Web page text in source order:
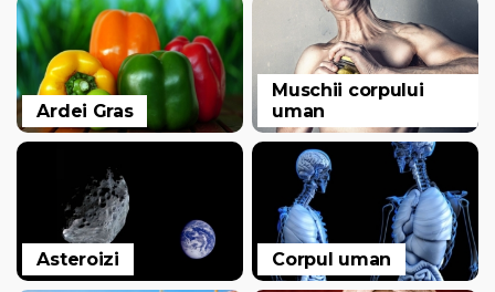
Ardei Gras
Muschii corpului
uman
Asteroizi Corpul uman